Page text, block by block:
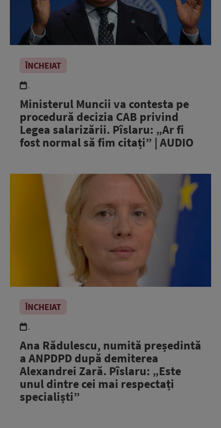
ÎNCHEIAT
.
Ministerul Muncii va contesta pe
procedură decizia CAB privind
Legea salarizării. Pîslaru: „Ar fi
fost normal să fim citați” | AUDIO
ÎNCHEIAT
.
Ana Rădulescu, numită președintă
a ANPDPD după demiterea
Alexandrei Zară. Pîslaru: „Este
unul dintre cei mai respectați
specialiști”